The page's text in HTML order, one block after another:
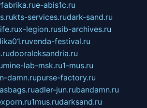
e-abis1c.ru
kts-services.rudark-sand.ru
x-legion.rusib-archives.ru
venda-festival.ru
dooraleksandria.ru
mine-lab-msk.ru1-mus.ru
damn.rupurse-factory.ru
adler-jun.rubandamn.ru
1mus.rudarksand.ru